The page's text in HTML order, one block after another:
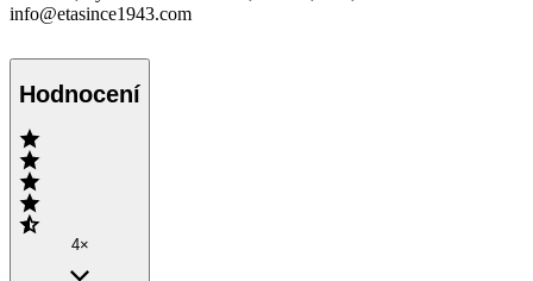
info@etasince1943.com
Hodnocení
4×